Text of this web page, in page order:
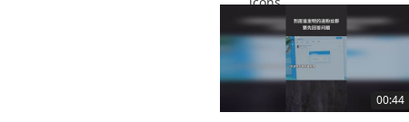
00:44